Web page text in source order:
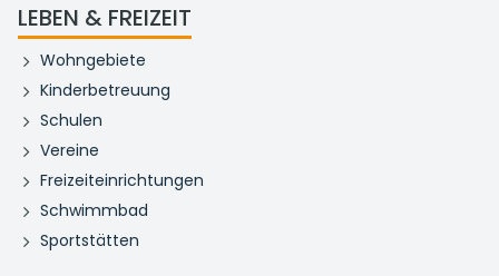
LEBEN & FREIZEIT
Wohngebiete
Kinderbetreuung
Schulen
Vereine
Freizeiteinrichtungen
Schwimmbad
Sportstätten